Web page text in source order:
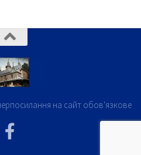
на сайт обов'язкове